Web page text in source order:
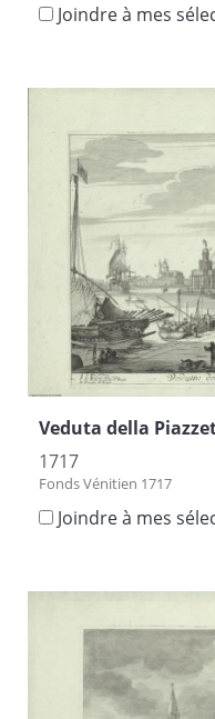
Joindre à mes
Veduta della
1717
Fonds Vénitien 1717
Joindre à mes